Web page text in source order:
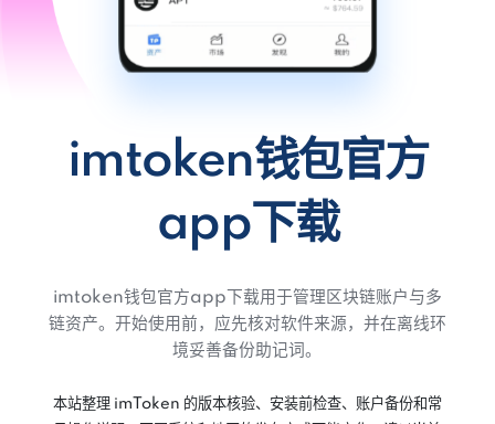
imtoken钱包官方
app下载
imtoken钱包官方app下载用于管理区块链账户与多
链资产。开始使用前，应先核对软件来源，并在离线环
境妥善备份助记词。
本站整理 imToken 的版本核验、安装前检查、账户备份和常